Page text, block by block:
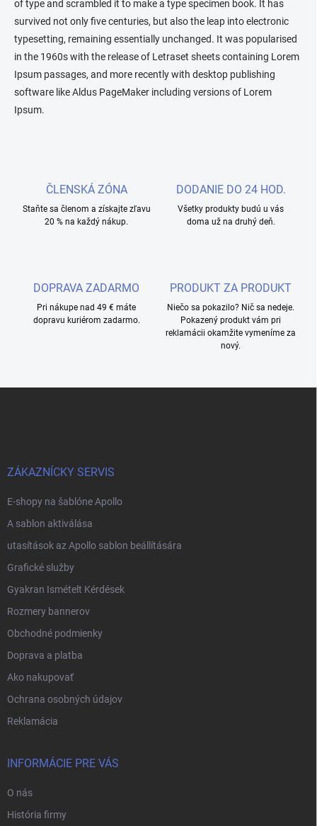
of type and scrambled it to make a type specimen book. It has
survived not only five centuries, but also the leap into electronic
typesetting, remaining essentially unchanged. It was popularised
in the 1960s with the release of Letraset sheets containing Lorem
Ipsum passages, and more recently with desktop publishing
software like Aldus PageMaker including versions of Lorem
Ipsum.
ČLENSKÁ ZÓNA
Staňte sa členom a získajte zľavu
20 % na každý nákup.
DODANIE DO 24 HOD.
Všetky produkty budú u vás
doma už na druhý deň.
DOPRAVA ZADARMO
Pri nákupe nad 49 € máte
dopravu kuriérom zadarmo.
PRODUKT ZA PRODUKT
Niečo sa pokazilo? Nič sa nedeje.
Pokazený produkt vám pri
reklamácii okamžite vymeníme za
nový.
ZÁKAZNÍCKY SERVIS
E-shopy na šablóne Apollo
A sablon aktiválása
utasítások az Apollo sablon beállítására
Grafické služby
Gyakran Ismételt Kérdések
Rozmery bannerov
Obchodné podmienky
Doprava a platba
Ako nakupovať
Ochrana osobných údajov
Reklamácia
INFORMÁCIE PRE VÁS
O nás
História firmy